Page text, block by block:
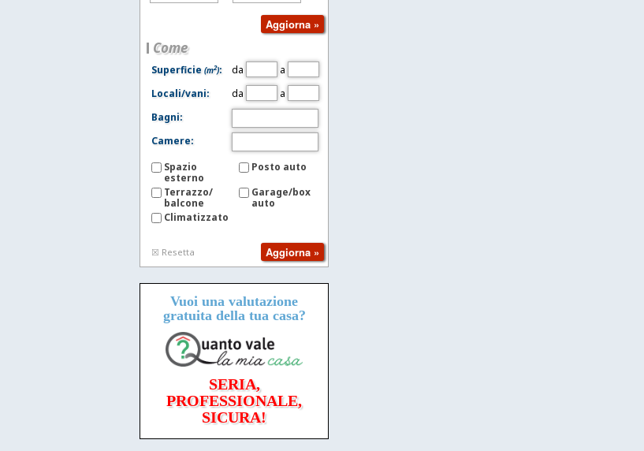
Come
Superficie (m2): da
a
Locali/vani:
da
a
Bagni:
Camere:
Spazio
esterno
Posto auto
Terrazzo/
balcone
Garage/box
auto
Climatizzato
☒ Resetta
Vuoi una valutazione
gratuitadella tua casa?
SERIA,
PROFESSIONALE,
SICURA!